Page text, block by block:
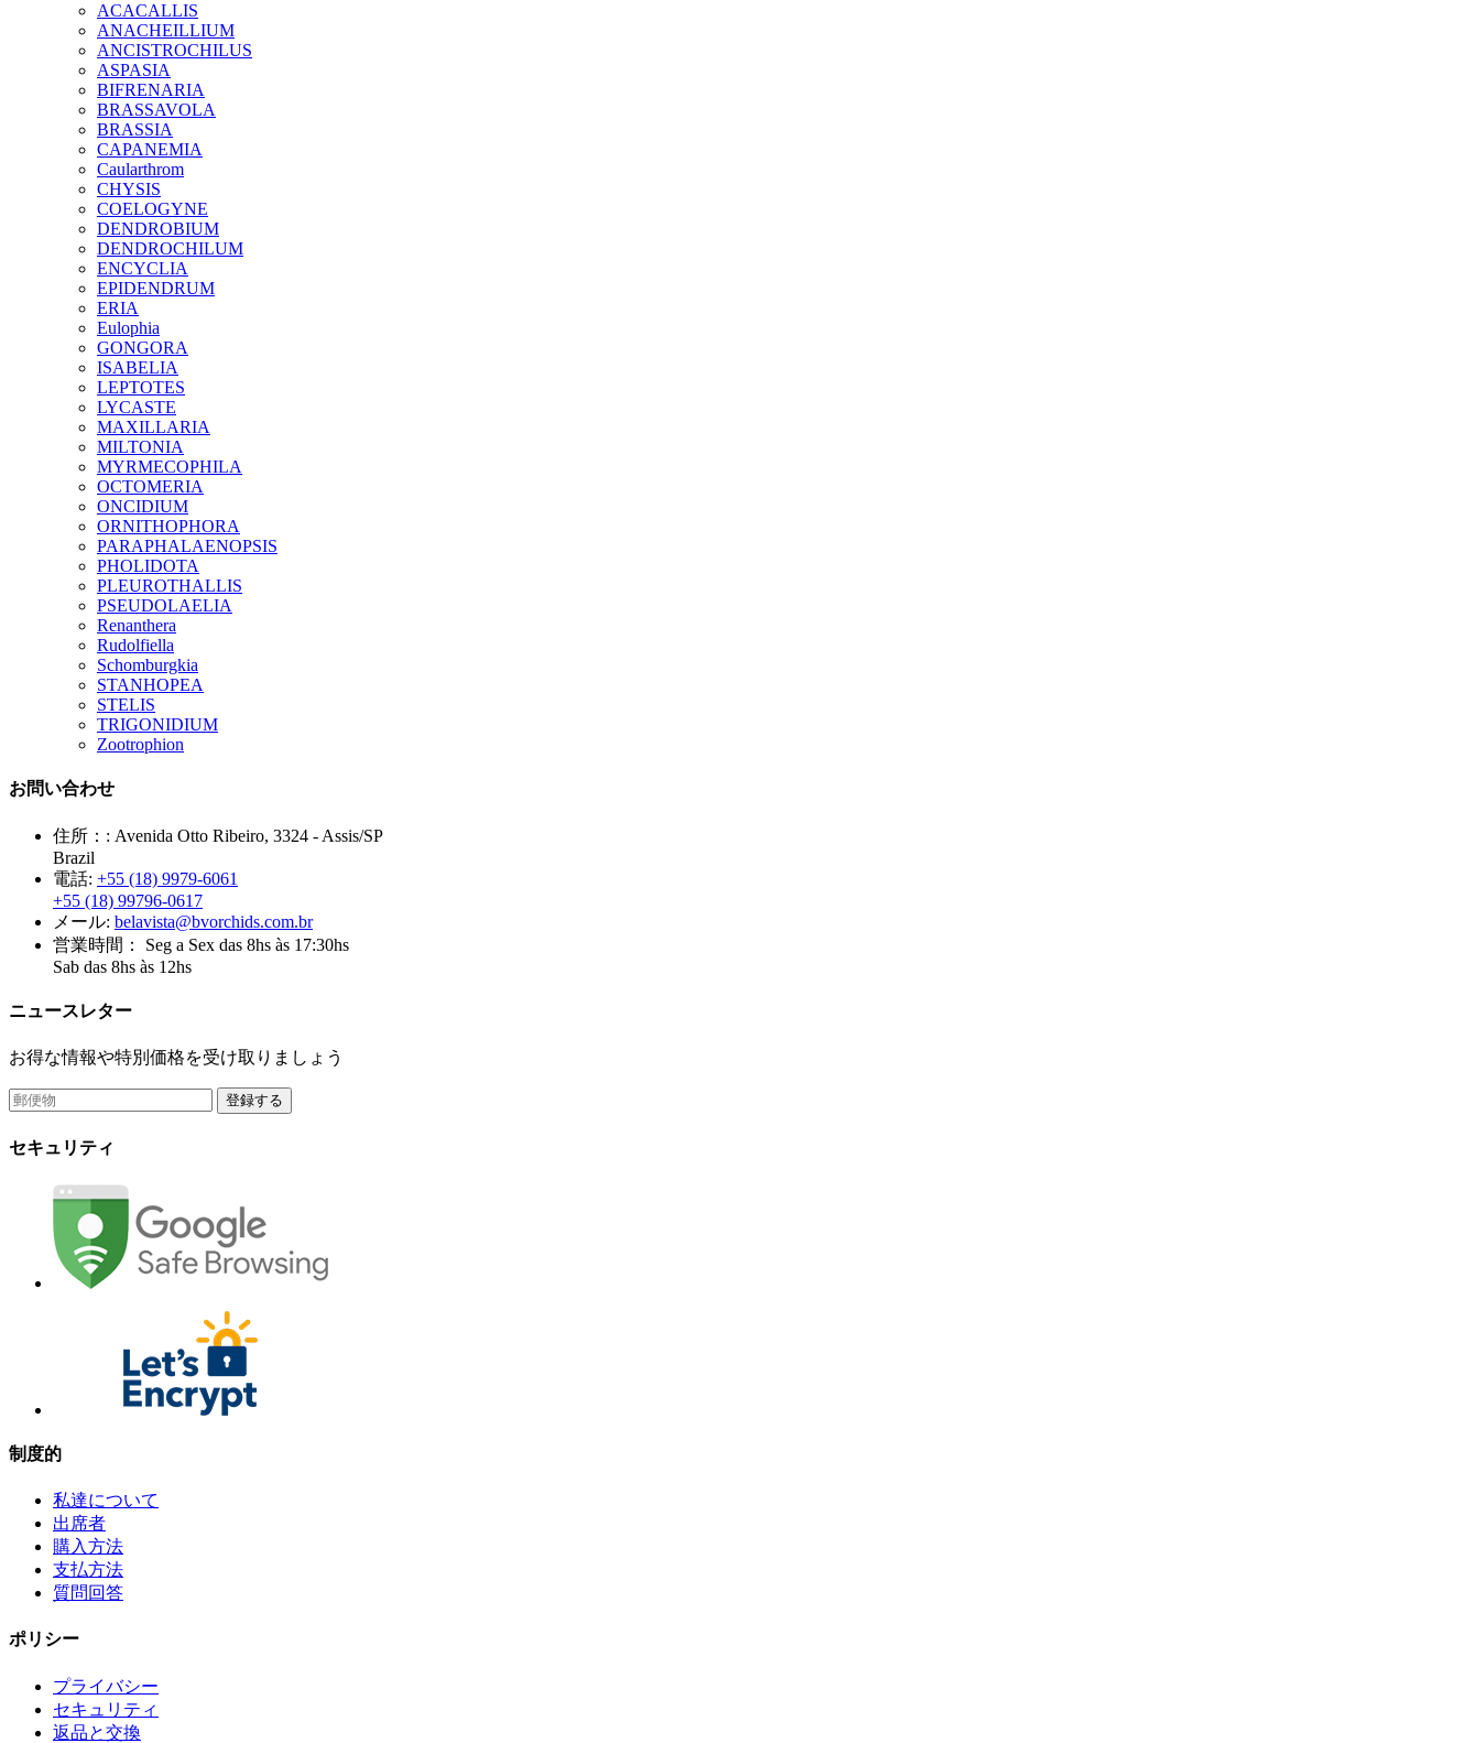
ACACALLIS
ANACHEILLIUM
ANCISTROCHILUS
ASPASIA
BIFRENARIA
BRASSAVOLA
BRASSIA
CAPANEMIA
Caularthrom
CHYSIS
COELOGYNE
DENDROBIUM
DENDROCHILUM
ENCYCLIA
EPIDENDRUM
ERIA
Eulophia
GONGORA
ISABELIA
LEPTOTES
LYCASTE
MAXILLARIA
MILTONIA
MYRMECOPHILA
OCTOMERIA
ONCIDIUM
ORNITHOPHORA
PARAPHALAENOPSIS
PHOLIDOTA
PLEUROTHALLIS
PSEUDOLAELIA
Renanthera
Rudolfiella
Schomburgkia
STANHOPEA
STELIS
TRIGONIDIUM
Zootrophion
お問い合わせ
住所：: Avenida Otto Ribeiro, 3324 - Assis/SP
Brazil
電話: +55 (18) 9979-6061
+55 (18) 99796-0617
メール: belavista@bvorchids.com.br
営業時間：
Seg a Sex das 8hs às 17:30hs
Sab das 8hs às 12hs
ニュースレター
お得な情報や特別価格を受け取りましょう
登録する
セキュリティ
制度的
私達について
出席者
購入方法
支払方法
質問回答
ポリシー
プライバシー
セキュリティ
返品と交換